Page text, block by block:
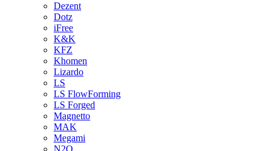
Dezent
Dotz
iFree
K&K
KFZ
Khomen
Lizardo
LS
LS FlowForming
LS Forged
Magnetto
MAK
Megami
N2O